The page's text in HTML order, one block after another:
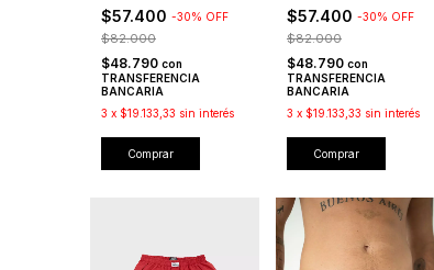
$57.400 -30% OFF
$82.000
$48.790 con
TRANSFERENCIA
BANCARIA
3 x $19.133,33 sin interés
Comprar
$57.400 -30% OFF
$82.000
$48.790 con
TRANSFERENCIA
BANCARIA
3 x $19.133,33 sin interés
Comprar